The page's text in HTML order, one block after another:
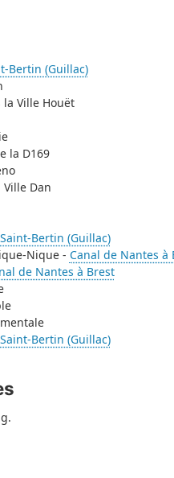
Bertin (Guillac)
Ville Houët
la D169
Dan
Bertin (Guillac)
Nique - Canal de Nantes à
de Nantes à Brest
Bertin (Guillac)